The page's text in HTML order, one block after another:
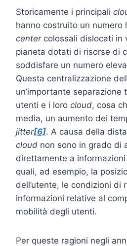
Storicamente i principali
hanno costruito un numero
centercolossali dislocati in
pianeta dotati di risorse di
soddisfare un numero
Questa centralizzazione
un’importante separazione
utenti e i loro cloud, cosa
media, un aumento dei
jitter[6]. A causa della
cloud non sono in grado di
direttamente a
quali, ad esempio, la
dell’utente, le condizioni di
informazioni relative al
mobilità degli utenti.
Per queste ragioni negli